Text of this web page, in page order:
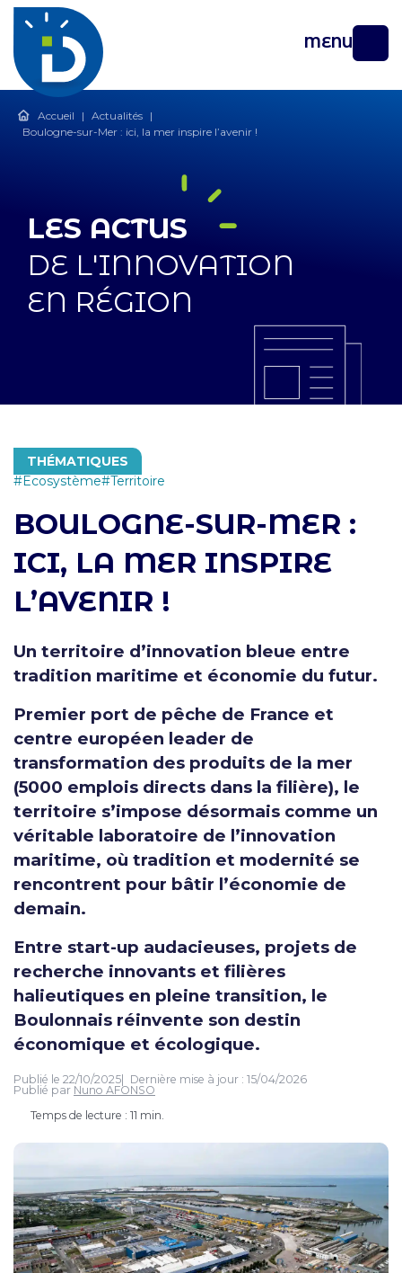
MENU
Accueil | Actualités |
Boulogne-sur-Mer : ici, la mer inspire l’avenir !
LES ACTUS
DE L'INNOVATION
EN RÉGION
THÉMATIQUES
Ecosystème
Territoire
BOULOGNE-SUR-MER :
ICI, LA MER INSPIRE
L’AVENIR !
Un territoire d’innovation bleue entre
tradition maritime et économie du futur.
Premier port de pêche de France et
centre européen leader de
transformation des produits de la mer
(5000 emplois directs dans la filière), le
territoire s’impose désormais comme un
véritable laboratoire de l’innovation
maritime, où tradition et modernité se
rencontrent pour bâtir l’économie de
demain.
Entre start-up audacieuses, projets de
recherche innovants et filières
halieutiques en pleine transition, le
Boulonnais réinvente son destin
économique et écologique.
Publié le 22/10/2025 Dernière mise à jour : 15/04/2026
Publié par Nuno AFONSO
Temps de lecture : 11 min.